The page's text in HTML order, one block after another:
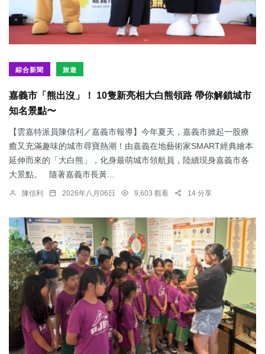
綜合新聞 旅遊
嘉義市「熊出沒」！ 10隻新亮相大白熊領路 帶你解鎖城市
知名景點〜
【雲嘉特派員陳信利／嘉義市報導】今年夏天，嘉義市掀起一股療
癒又充滿趣味的城市尋寶熱潮！由嘉義在地藝術家SMART經典繪本
延伸而來的「大白熊」，化身最萌城市領航員，陸續現身嘉義市各
大景點。 隨著嘉義市長黃...
陳信利 2026年八月06日 9,603 觀看 14 分享